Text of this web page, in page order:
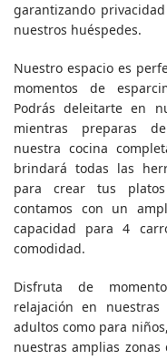
garantizando
nuestros huéspedes.
Nuestro espacio es
momentos de
Podrás deleitarte en
mientras preparas
nuestra cocina
brindará todas las
para crear tus platos
contamos con un
capacidad para 4
comodidad.
Disfruta de
relajación en
adultos como para
nuestras amplias